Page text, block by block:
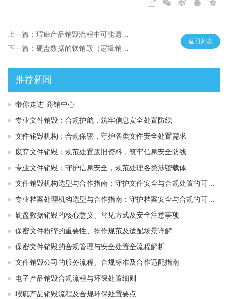
返回列表
推荐新闻
带你走进-商销中心
专业文件销毁：合规护航，筑牢信息安全处置防线
文件销毁机构：合规保密，守护各类文件安全处置需求
废弃文件销毁：规范处置废旧资料，筑牢信息安全防线
专业文件销毁：守护信息安全，规范处理各类涉密载体
文件销毁机构选型与合作指南：守护文件安全与合规处置的可靠选择
专业档案处理机构选型与合作指南：守护档案安全与合规的可靠伙伴
硬盘数据销毁的核心意义、常见方式及安全注意事项
保密文件粉碎的重要性、操作规范及适配场景详解
保密文件销毁的合规管理与安全处置全流程解析
文件销毁公司的服务流程、合规标准及合作适配指南
电子产品销毁合规流程与环保处置细则
瑕疵产品销毁流程及合规环保处置要点